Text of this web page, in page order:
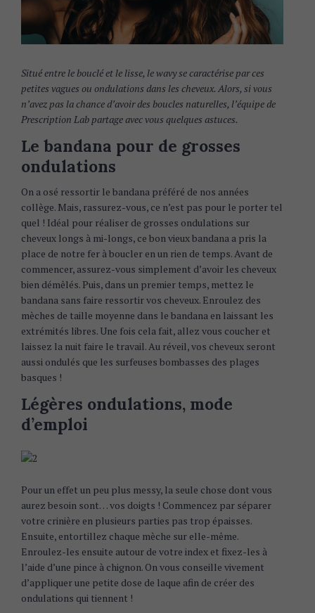
Situé entre le bouclé et le lisse, le wavy se caractérise par ces
petites vagues ou ondulations dans les cheveux. Alors, si vous
n’avez pas la chance d’avoir des boucles naturelles, l’équipe de
Prescription Lab partage avec vous quelques astuces.
Le bandana pour de grosses
ondulations
On a osé ressortir le bandana préféré de nos années
collège. Mais, rassurez-vous, ce n’est pas pour le porter tel
quel ! Idéal pour réaliser de grosses ondulations sur
cheveux longs à mi-longs, ce bon vieux bandana a pris la
place de notre fer à boucler en un rien de temps. Avant de
commencer, assurez-vous simplement d’avoir les cheveux
bien démêlés. Puis, dans un premier temps, mettez le
bandana sans faire ressortir vos cheveux. Enroulez des
mèches de taille moyenne dans le bandana en laissant les
extrémités libres. Une fois cela fait, allez vous coucher et
laissez la nuit faire le travail. Au réveil, vos cheveux seront
aussi ondulés que les surfeuses bombasses des plages
basques !
Légères ondulations, mode
d’emploi
Pour un effet un peu plus messy, la seule chose dont vous
aurez besoin sont… vos doigts ! Commencez par séparer
votre crinière en plusieurs parties pas trop épaisses.
Ensuite, entortillez chaque mèche sur elle-même.
Enroulez-les ensuite autour de votre index et fixez-les à
l’aide d’une pince à chignon. On vous conseille vivement
d’appliquer une petite dose de laque afin de créer des
ondulations qui tiennent !